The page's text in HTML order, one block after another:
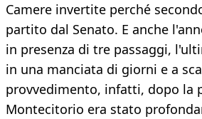
Camere invertite perché
partito dal Senato. E anche
in presenza di tre passaggi,
in una manciata di giorni e a
provvedimento, infatti, dopo la
Montecitorio era stato